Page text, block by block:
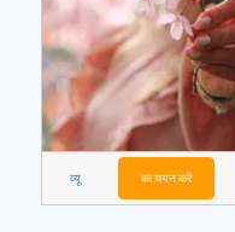
व्यू का चयन करें